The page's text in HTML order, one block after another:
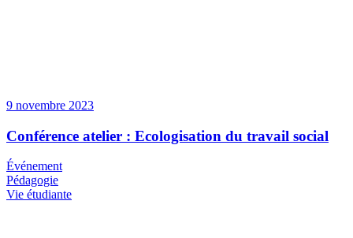
9 novembre 2023
Conférence atelier : Ecologisation du travail social
Événement
Pédagogie
Vie étudiante